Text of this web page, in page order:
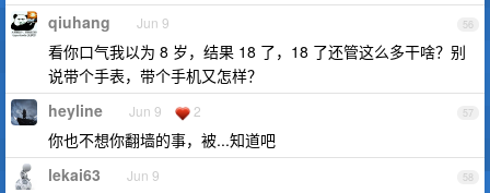
56
qiuhang Jun 9
看你口气我以为 8 岁，结果 18 了，18 了还管这么多干啥？别
说带个手表，带个手机又怎样？
57
heyline Jun 9 2
你也不想你翻墙的事，被...知道吧
58
lekai63 Jun 9